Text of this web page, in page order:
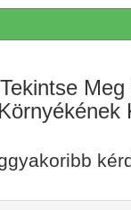
Tekintse
Környékének